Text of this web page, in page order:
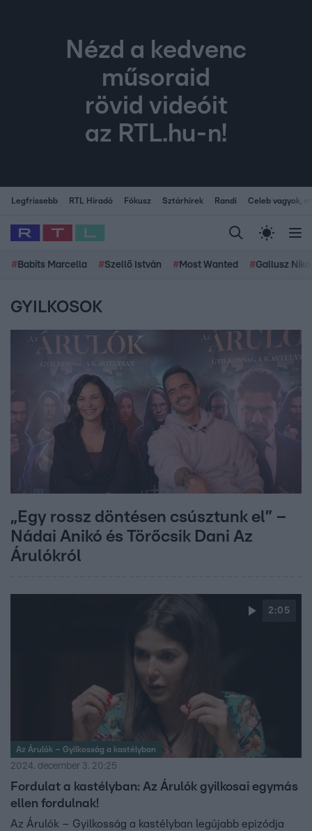
Nézd a kedvenc
műsoraid
rövid videóit
az RTL.hu-n!
Legfrissebb RTL Híradó Fókusz Sztárhírek Randi Celeb vagyok,
# Babits Marcella #Szellő István # Most Wanted #Gallusz
GYILKOSOK
„Egy rossz döntésen csúsztunk el” –
Nádai Anikó és Törőcsik Dani Az
Árulókról
2:05
Az Árulók – Gyilkosság a kastélyban
2024. december 3. 20:25
Fordulat a kastélyban: Az Árulók gyilkosai egymás
ellen fordulnak!
Az Árulók – Gyilkosság a kastélyban legújabb epizódja